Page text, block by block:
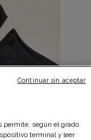
permite, según el grado
terminal y leer
Continuar sin aceptar